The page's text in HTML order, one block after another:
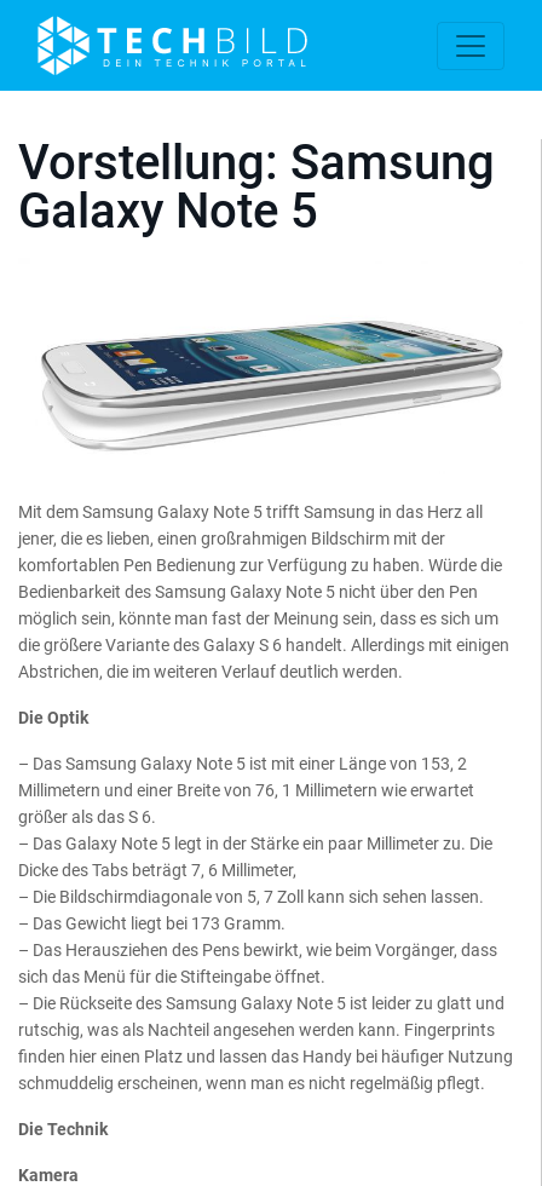
Vorstellung: Samsung
Galaxy Note 5
Mit dem Samsung Galaxy Note 5 trifft Samsung in das Herz all
jener, die es lieben, einen großrahmigen Bildschirm mit der
komfortablen Pen Bedienung zur Verfügung zu haben. Würde die
Bedienbarkeit des Samsung Galaxy Note 5 nicht über den Pen
möglich sein, könnte man fast der Meinung sein, dass es sich um
die größere Variante des Galaxy S 6 handelt. Allerdings mit einigen
Abstrichen, die im weiteren Verlauf deutlich werden.
Die Optik
– Das Samsung Galaxy Note 5 ist mit einer Länge von 153, 2
Millimetern und einer Breite von 76, 1 Millimetern wie erwartet
größer als das S 6.
– Das Galaxy Note 5 legt in der Stärke ein paar Millimeter zu. Die
Dicke des Tabs beträgt 7, 6 Millimeter,
– Die Bildschirmdiagonale von 5, 7 Zoll kann sich sehen lassen.
– Das Gewicht liegt bei 173 Gramm.
– Das Herausziehen des Pens bewirkt, wie beim Vorgänger, dass
sich das Menü für die Stifteingabe öffnet.
– Die Rückseite des Samsung Galaxy Note 5 ist leider zu glatt und
rutschig, was als Nachteil angesehen werden kann. Fingerprints
finden hier einen Platz und lassen das Handy bei häufiger Nutzung
schmuddelig erscheinen, wenn man es nicht regelmäßig pflegt.
Die Technik
Kamera